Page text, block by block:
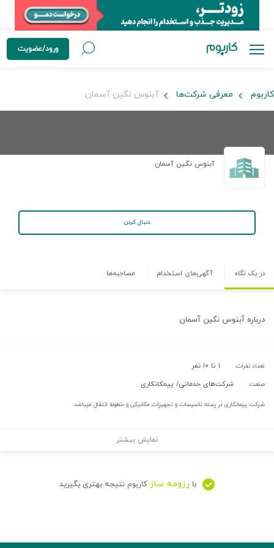
ورود/عضویت
کاربوم معرفی شرکت‌ها آبنوس نگین آسمان
آبنوس نگین آسمان
دنبال کردن
در یک نگاه آگهی‌های استخدام مصاحبه‌ها
درباره آبنوس نگین آسمان
تعداد نفرات: ۱ تا ۱۰ نفر
صنعت: شرکت‌های خدماتی/ پیمکانکاری
شرکت پیمانکاری در رسته تاسیسات و تجهیزات مکانیکی و خطوط انتقال میباشد.
نمایش بیشتر
با رزومه ساز کاربوم نتیجه بهتری بگیرید